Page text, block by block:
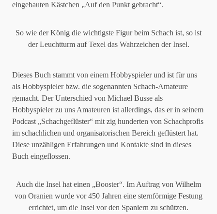
eingebauten Kästchen „Auf den Punkt gebracht“.
So wie der König die wichtigste Figur beim Schach ist, so ist
der Leuchtturm auf Texel das Wahrzeichen der Insel.
Dieses Buch stammt von einem Hobbyspieler und ist für uns
als Hobbyspieler bzw. die sogenannten Schach-Amateure
gemacht. Der Unterschied von Michael Busse als
Hobbyspieler zu uns Amateuren ist allerdings, das er in seinem
Podcast „Schachgeflüster“ mit zig hunderten von Schachprofis
im schachlichen und organisatorischen Bereich geflüstert hat.
Diese unzähligen Erfahrungen und Kontakte sind in dieses
Buch eingeflossen.
Auch die Insel hat einen „Booster“. Im Auftrag von Wilhelm
von Oranien wurde vor 450 Jahren eine sternförmige Festung
errichtet, um die Insel vor den Spaniern zu schützen.